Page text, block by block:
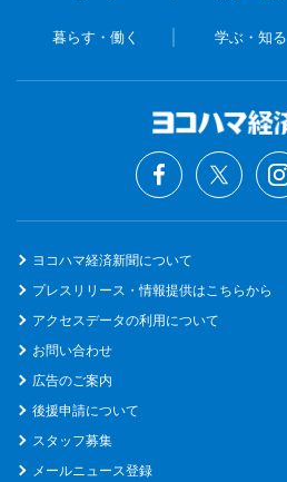
暮らす・働く 学ぶ・知る
ヨコハマ経済新聞について
プレスリリース・情報提供はこちらから
アクセスデータの利用について
お問い合わせ
広告のご案内
後援申請について
スタッフ募集
メールニュース登録